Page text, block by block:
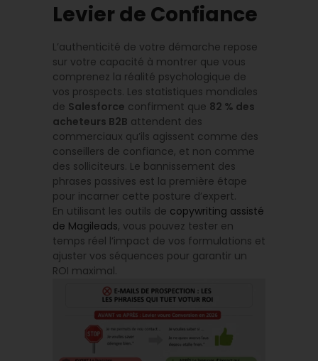
Levier de Confiance
L’authenticité de votre démarche repose
sur votre capacité à montrer que vous
comprenez la réalité psychologique de
vos prospects. Les statistiques mondiales
de Salesforce confirment que 82 % des
acheteurs B2B attendent des
commerciaux qu’ils agissent comme des
conseillers de confiance, et non comme
des solliciteurs. Le bannissement des
phrases passives est la première étape
pour incarner cette posture d’expert.
En utilisant les outils de copywriting assisté
de Magileads, vous pouvez tester en
temps réel l’impact de vos formulations et
ajuster vos séquences pour garantir un
ROI maximal.